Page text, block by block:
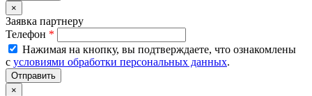
×
Заявка партнеру
Телефон *
Нажимая на кнопку, вы подтверждаете, что ознакомлены
с условиями обработки персональных данных.
×